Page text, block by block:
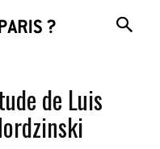
de Luis